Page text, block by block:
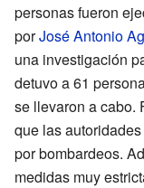
personas fueron
porJosé Antonio
una investigación
detuvo a 61
se llevaron a cabo.
que las
por bombardeos.
medidas muy